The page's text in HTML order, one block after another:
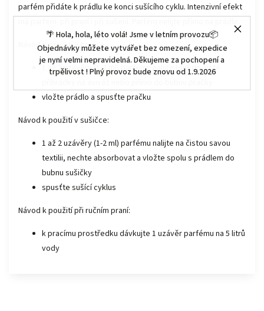
🌴 Hola, hola, léto volá! Jsme v letním provozu📦
Objednávky můžete vytvářet bez omezení, expedice
je nyní velmi nepravidelná. Děkujeme za pochopení a
trpělivost ! Plný provoz bude znovu od 1.9.2026
parfém přidáte k prádlu ke konci sušícího cyklu. Intenzivní efekt
Návod k použití v pračce:
1 až 2 uzávěry (1-2 ml) parfému nalijte buď do čisté
vložte prádlo a spusťte pračku
Návod k použití v sušičce:
1 až 2 uzávěry (1-2 ml) parfému nalijte na čistou savou
textilii, nechte absorbovat a vložte spolu s prádlem do
bubnu sušičky
spusťte sušící cyklus
Návod k použití při ručním praní:
k pracímu prostředku dávkujte 1 uzávěr parfému na 5 litrů
vody